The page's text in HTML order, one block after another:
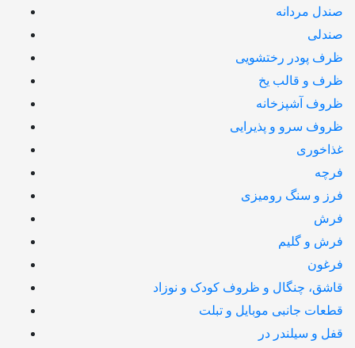
صندل مردانه
صندلی
ظرف پودر رختشویی
ظرف و قالب یخ
ظروف آشپزخانه
ظروف سرو و پذیرایی
غذاخوری
فرچه
فرز و سنگ رومیزی
فرش
فرش و گلیم
فرغون
قاشق، چنگال و ظروف کودک و نوزاد
قطعات جانبی موبایل و تبلت
قفل و سیلندر در